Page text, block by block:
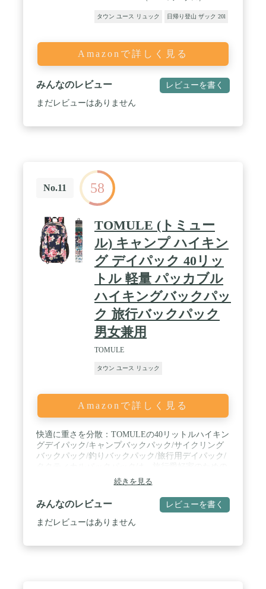
タウン ユース リュック 日帰り登山 ザック 20l
Amazonで詳しく見る
みんなのレビュー レビューを書く
まだレビューはありません
No.11 58
TOMULE (トミュー
ル) キャンプ ハイキン
グ デイパック 40リッ
トル 軽量 パッカブル
ハイキングバックパッ
ク 旅行バックパック
男女兼用
TOMULE
タウン ユース リュック
Amazonで詳しく見る
快適に重さを分散：TOMULEの40リットルハイキン
グデイパック/キャンプバックパック/サイクリング
バックパック/釣りバックパック/旅行用デイパック/
特別な設計になっています。 通気性のある調節可能
なメッシュショルダーストラップとたっぷりとした
スポンジのパッドが肩への負担を和らげ、ぴったり
のフィット感で一日中快適です。 ホイッスルになる
バックルが付いたチェストクリップは、パックの重
続きを見る
みんなのレビュー レビューを書く
まだレビューはありません